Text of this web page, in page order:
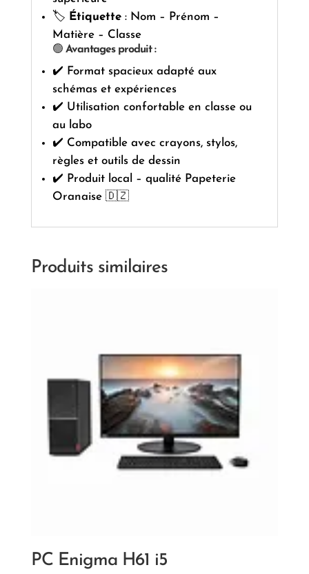
🏷️ Étiquette: Nom – Prénom –
Matière – Classe
🟢 Avantages produit :
✔️ Format spacieux adapté aux
schémas et expériences
✔️ Utilisation confortable en classe ou
au labo
✔️ Compatible avec crayons, stylos,
règles et outils de dessin
✔️ Produit local – qualité Papeterie
Oranaise 🇩🇿
Produits similaires
PC Enigma H61 i5